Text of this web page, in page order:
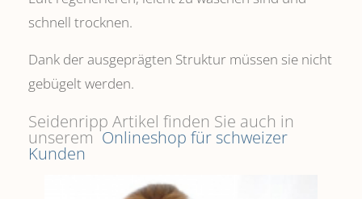
schnell trocknen.
Dank der ausgeprägten Struktur müssen sie nicht
gebügelt werden.
Seidenripp Artikel finden Sie auch in
unserem Onlineshop für schweizer
Kunden